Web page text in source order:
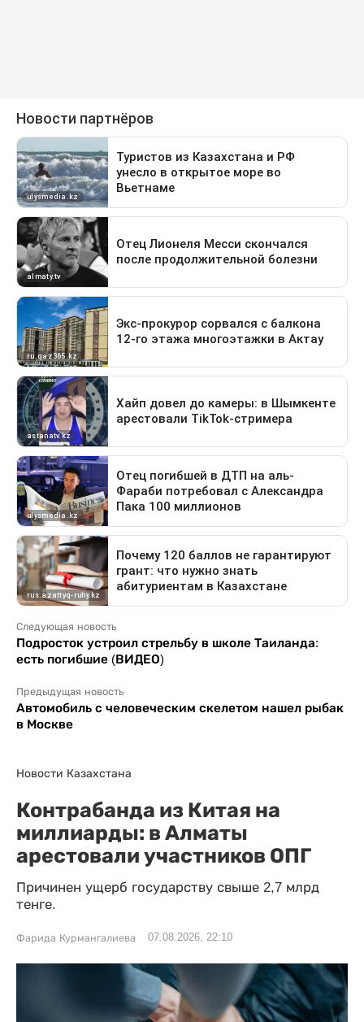
Следующая новость
Подросток устроил стрельбу в школе Таиланда:
есть погибшие (ВИДЕО)
Предыдущая новость
Автомобиль с человеческим скелетом нашел рыбак
в Москве
Новости Казахстана
Контрабанда из Китая на
миллиарды: в Алматы
арестовали участников ОПГ
Причинен ущерб государству свыше 2,7 млрд
тенге.
Фарида Курмангалиева 07.08.2026, 22:10